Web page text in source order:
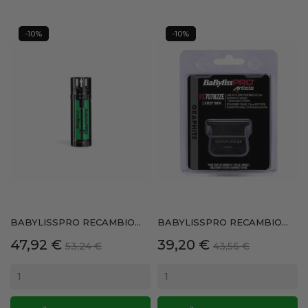
BABYLISSPRO RECAMBIO...
Precio
47,92 € Precio
53,24 €
-10%
BABYLISSPRO RECAMBIO...
Precio
39,20 € Precio
43,56 €
-10%